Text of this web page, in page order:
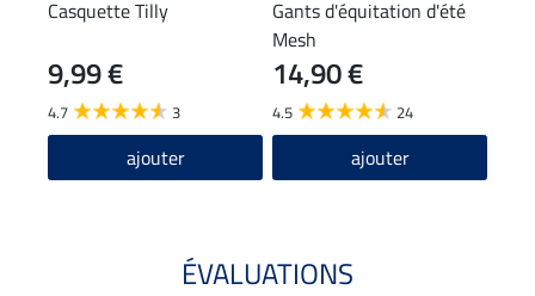
Casquette Tilly
9,99 €
4.7 3
ajouter
Gants d'équitation d'été
Mesh
14,90 €
4.5 24
ajouter
ÉVALUATIONS